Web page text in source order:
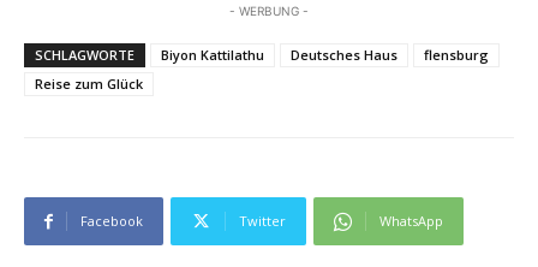
- WERBUNG -
SCHLAGWORTE Biyon Kattilathu Deutsches Haus
flensburg
Reise zum Glück
Facebook Twitter WhatsApp